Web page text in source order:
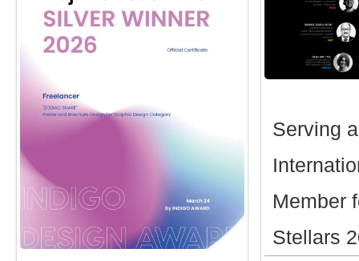
Serving
Member
Stellars